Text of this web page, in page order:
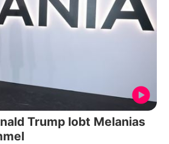
Trump lobt Melanias